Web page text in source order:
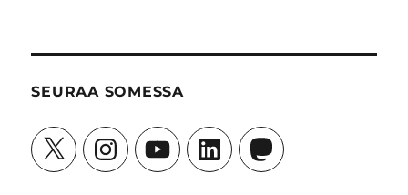
SEURAA SOMESSA
X InstagramYouTubeLinkedInMastodon